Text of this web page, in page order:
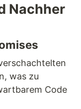
Nachher
was zu
Code